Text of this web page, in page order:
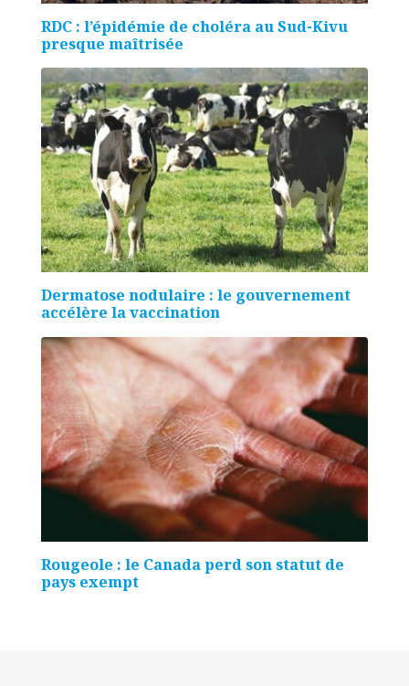
RDC : l’épidémie de choléra au Sud-Kivu
presque maîtrisée
Dermatose nodulaire : le gouvernement
accélère la vaccination
Rougeole : le Canada perd son statut de
pays exempt